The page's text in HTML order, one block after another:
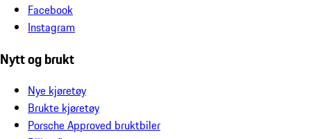
Facebook
Instagram
Nytt og brukt
Nye kjøretøy
Brukte kjøretøy
Porsche Approved bruktbiler